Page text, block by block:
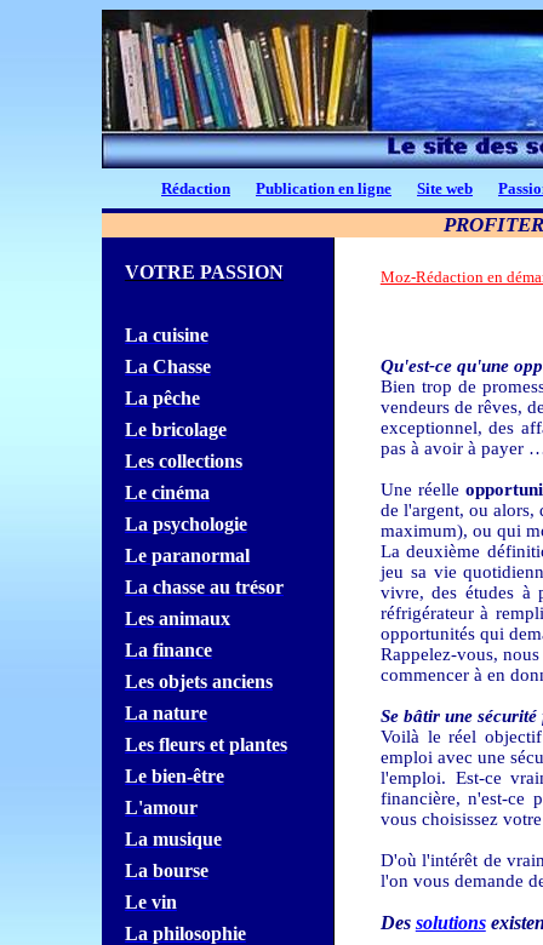
Rédaction Publication en ligne Site web
VOTRE PASSION
La cuisine
La Chasse
La pêche
Le bricolage
Les collections
Le cinéma
La psychologie
Le paranormal
La chasse au trésor
Les animaux
La finance
Les objets anciens
La nature
Les fleurs et plantes
Le bien-être
L'amour
La musique
La bourse
Le vin
La philosophie
Moz-Rédaction en
Qu'est-ce qu'une
Bien trop de
vendeurs de rêves,
exceptionnel, des
pas à avoir à payer
Une réelle
de l'argent, ou alors,
maximum), ou qui
La deuxième
jeu sa vie
vivre, des études à
réfrigérateur à
opportunités qui
Rappelez-vous,
commencer à en
Se bâtir une
Voilà le réel
emploi avec une
l'emploi. Est-ce
financière, n'est-ce
vous choisissez
D'où l'intérêt de
l'on vous demande
Des solutions